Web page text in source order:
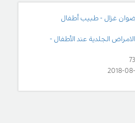
غزال - طبيب أطفال
الامراض الجلدية عند الأطفال -